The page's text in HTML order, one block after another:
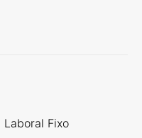
Laboral Fixo